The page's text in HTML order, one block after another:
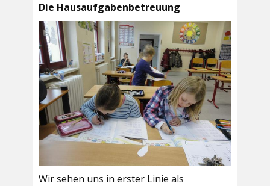
Die Hausaufgabenbetreuung
Wir sehen uns in erster Linie als